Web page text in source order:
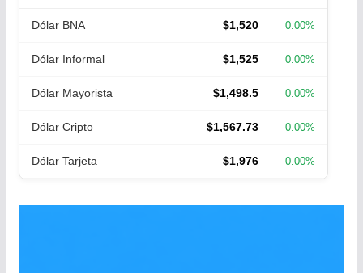
Dólar BNA $1,520 0.00%
Dólar Informal $1,525 0.00%
Dólar Mayorista $1,498.5 0.00%
Dólar Cripto $1,567.73 0.00%
Dólar Tarjeta $1,976 0.00%